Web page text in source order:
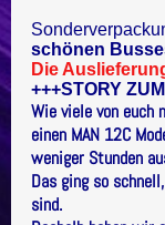
schönen
Die
+++STORY
Wie viele von euch
einen MAN 12C
weniger Stunden
Das ging so
sind.